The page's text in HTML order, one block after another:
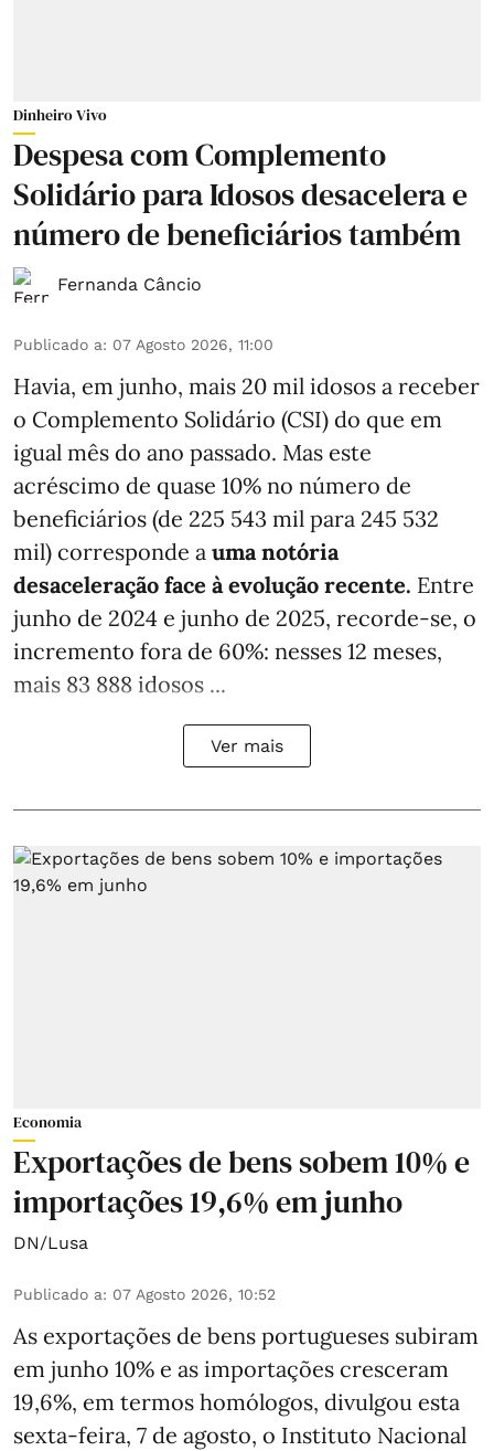
Dinheiro Vivo
Despesa com Complemento
Solidário para Idosos desacelera e
número de beneficiários também
Fernanda Câncio
Publicado a: 07 Agosto 2026, 11:00
Havia, em junho, mais 20 mil idosos a receber
o Complemento Solidário (CSI) do que em
igual mês do ano passado. Mas este
acréscimo de quase 10% no número de
beneficiários (de 225 543 mil para 245 532
mil) corresponde a uma notória
desaceleração face à evolução recente. Entre
junho de 2024 e junho de 2025, recorde-se, o
incremento fora de 60%: nesses 12 meses,
mais 83 888 idosos ...
Ver mais
Economia
Exportações de bens sobem 10% e
importações 19,6% em junho
DN/Lusa
Publicado a: 07 Agosto 2026, 10:52
As exportações de bens portugueses subiram
em junho 10% e as importações cresceram
19,6%, em termos homólogos, divulgou esta
sexta-feira, 7 de agosto, o Instituto Nacional